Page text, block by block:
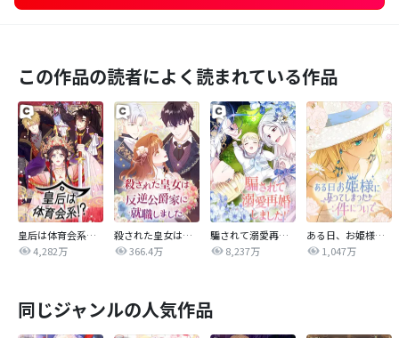
この作品の読者によく読まれている作品
皇后は体育会系！？
4,282万
殺された皇女は反逆公爵家に就職しました
366.4万
騙されて溺愛再婚しました！
8,237万
ある日、お姫様になってしまった件について
1,047万
同じジャンルの人気作品